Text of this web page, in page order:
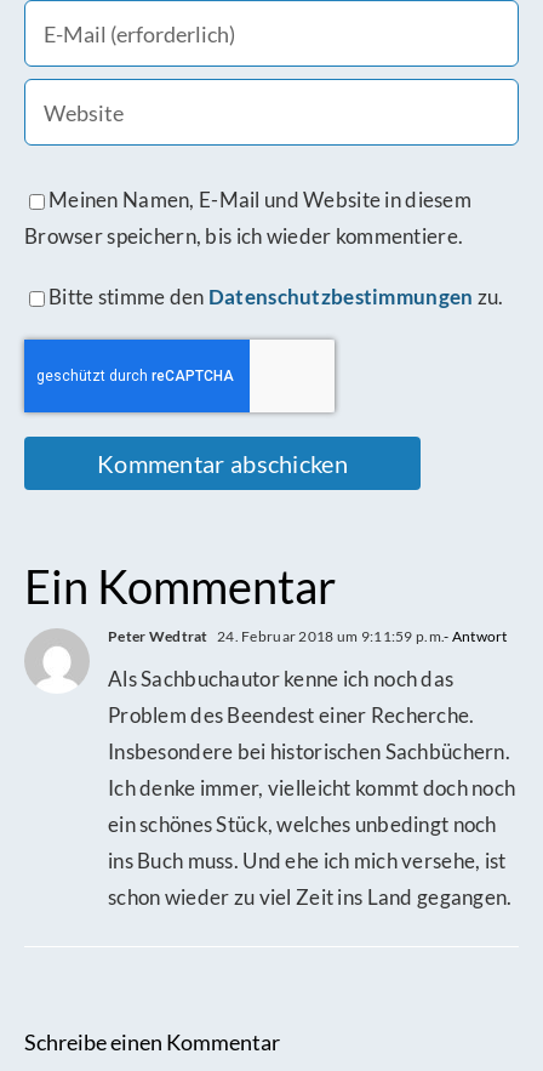
Meinen Namen, E-Mail und Website in diesem
Browser speichern, bis ich wieder kommentiere.
Bitte stimme den Datenschutzbestimmungen zu.
Ein Kommentar
Peter Wedtrat 24. Februar 2018 um 9:11:59 p.m.- Antwort
Als Sachbuchautor kenne ich noch das
Problem des Beendest einer Recherche.
Insbesondere bei historischen Sachbüchern.
Ich denke immer, vielleicht kommt doch noch
ein schönes Stück, welches unbedingt noch
ins Buch muss. Und ehe ich mich versehe, ist
schon wieder zu viel Zeit ins Land gegangen.
Schreibe einen Kommentar